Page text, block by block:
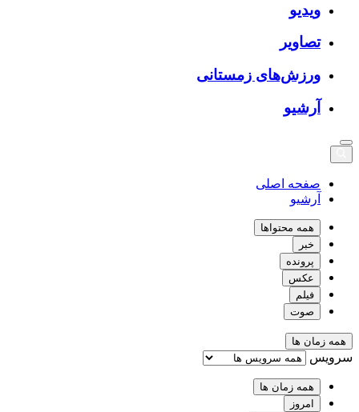
ویدیو
تصاویر
ورزش‌های زمستانی
آرشیو
صفحه اصلی
آرشیو
همه محتواها
خبر
پرونده
عکس
فیلم
صوت
همه زمان ها
سرویس
همه زمان ها
امروز